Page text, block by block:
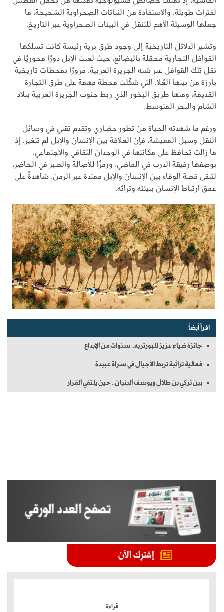
لفترات طويلة، والاستفادة من النباتات الصحراوية الشحيحة، ما
جعلها الوسيلة الأهم للتنقل في البيئات الصحراوية عبر التاريخ.
وتشير الدلائل التاريخية إلى وجود طرق برية رئيسة كانت تسلكها
القوافل التجارية محمّلة بالبضائع، حيث لعبت الإبل دورًا محوريًا في
نقل تلك القوافل عبر شبه الجزيرة العربية، مرورًا بمحطات تاريخية
بارزة من بينها العُلا، التي شكّلت محطة مهمة على طرق التجارة
القديمة، ومنها طريق البخور الذي ربط جنوب الجزيرة العربية ببلاد
الشام والبحر المتوسط.
ورغم ما شهدته الحياة من تطور حضاري وتقدم تقني في وسائل
النقل وسبل المعيشة، فإن العلاقة بين الإنسان والإبل لم تتغير، إذ
ما زالت تحافظ على مكانتها في الوجدان الثقافي والاجتماعي،
بوصفها رفيقة الدرب في الماضي، ورمزًا للأصالة والصبر في الحاضر،
لتبقى قصة الوفاء بين الإنسان والإبل ممتدة عبر الزمن، شاهدةً على
عمق ارتباط الإنسان ببيئته وتراثه.
اقرأ أيضاً
جائزة ضياء عزيز للبورتريه.. سنوات من الإبداع
فعالية تراثية تربط الأجيال في سراة عبيدة
بين تركي بن طلال ويوسف البنيان.. حين يلتقي القرار
قراءة